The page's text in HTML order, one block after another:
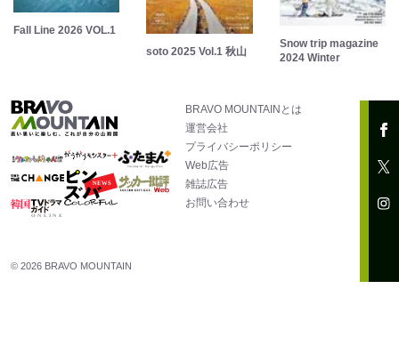
Fall Line 2026 VOL.1
soto 2025 Vol.1 秋山
Snow trip magazine
2024 Winter
BRAVO MOUNTAINとは
運営会社
プライバシーポリシー
Web広告
雑誌広告
お問い合わせ
© 2026 BRAVO MOUNTAIN